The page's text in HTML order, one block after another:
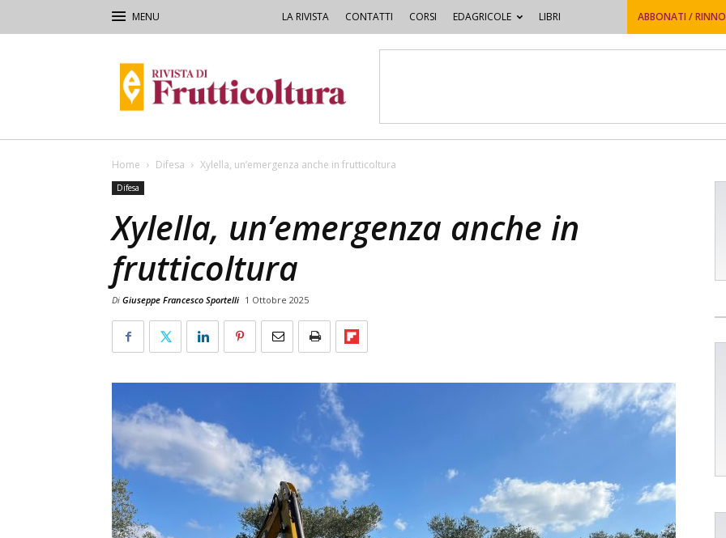
LA RIVISTA CONTATTI CORSI EDAGRICOLE LIBRI ABBONATI /
di
Frutticoltura
Home Difesa Xylella, un’emergenza anche in frutticoltura
Difesa
Xylella, un’emergenza anche in
frutticoltura
Di Giuseppe Francesco Sportelli 1 Ottobre 2025